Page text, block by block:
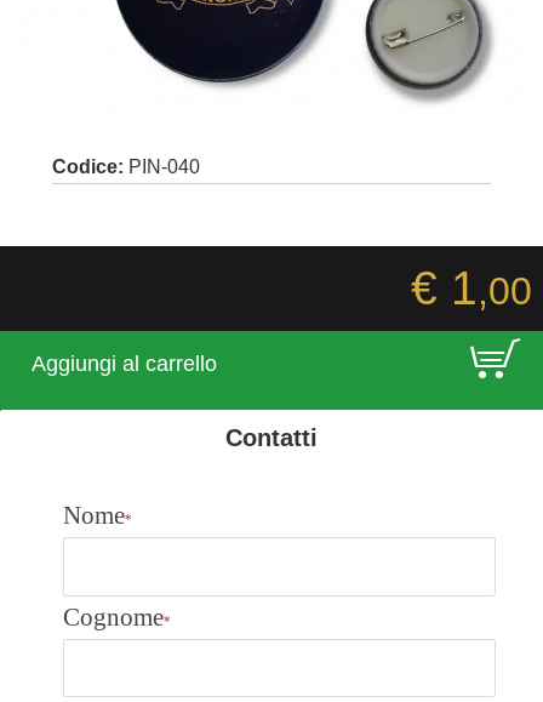
Codice: PIN-040
€ 1,00
Aggiungi al carrello E
Contatti
Nome*
Cognome*